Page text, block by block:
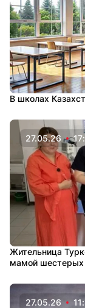
В школах
27.05.26
Жительница
мамой шестерых
27.05.26